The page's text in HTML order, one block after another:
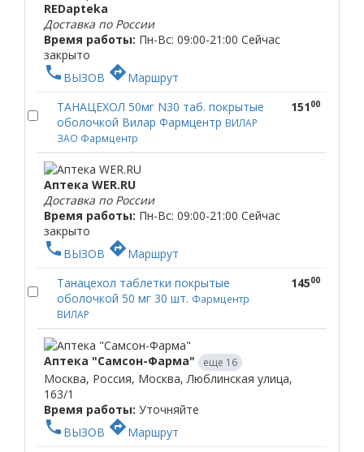
REDapteka
Доставка по России
Время работы: Пн-Вс: 09:00-21:00 Сейчас
закрыто
phone ВЫЗОВ directionsМаршрут
ТАНАЦЕХОЛ 50мг N30 таб. покрытые
оболочкой Вилар Фармцентр ВИЛАР
ЗАО Фармцентр
15100
Аптека WER.RU
Доставка по России
Время работы: Пн-Вс: 09:00-21:00 Сейчас
закрыто
phone ВЫЗОВ directionsМаршрут
Танацехол таблетки покрытые
оболочкой 50 мг 30 шт. Фармцентр
ВИЛАР
14500
Аптека "Самсон-Фарма" еще 16
Москва, Россия, Москва, Люблинская улица,
163/1
Время работы: Уточняйте
phone ВЫЗОВ directionsМаршрут